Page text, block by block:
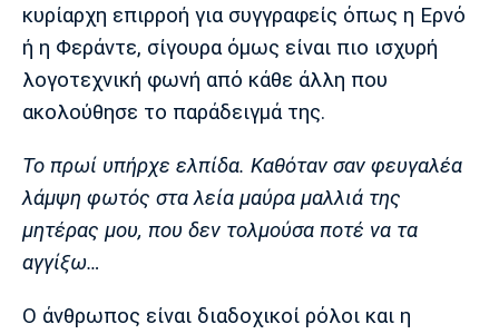
κυρίαρχη επιρροή για συγγραφείς όπως η Ερνό
ή η Φεράντε, σίγουρα όμως είναι πιο ισχυρή
λογοτεχνική φωνή από κάθε άλλη που
ακολούθησε το παράδειγμά της.
Το πρωί υπήρχε ελπίδα. Καθόταν σαν φευγαλέα
λάμψη φωτός στα λεία μαύρα μαλλιά της
μητέρας μου, που δεν τολμούσα ποτέ να τα
αγγίξω…
Ο άνθρωπος είναι διαδοχικοί ρόλοι και η